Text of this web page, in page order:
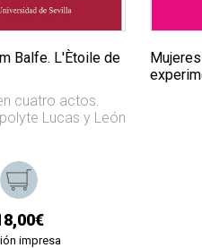
Balfe. L'Ètoile de
cuatro actos.
Lucas y León
impresa